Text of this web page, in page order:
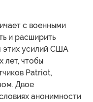
с военными
и расширить
этих усилий США
лет, чтобы
Patriot,
Двое
анонимности